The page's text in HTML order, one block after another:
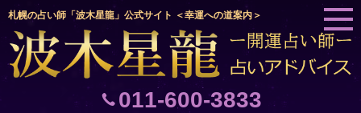
札幌の占い師「波木星龍」公式サイト ＜幸運への道案内＞
011-600-3833